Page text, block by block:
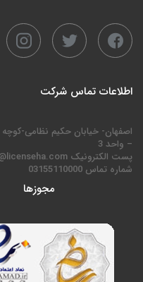
اطلاعات تماس شرکت
– واحد 3
پست الکترونیک info@licenseha.com
شماره تماس 03155110000
مجوزها